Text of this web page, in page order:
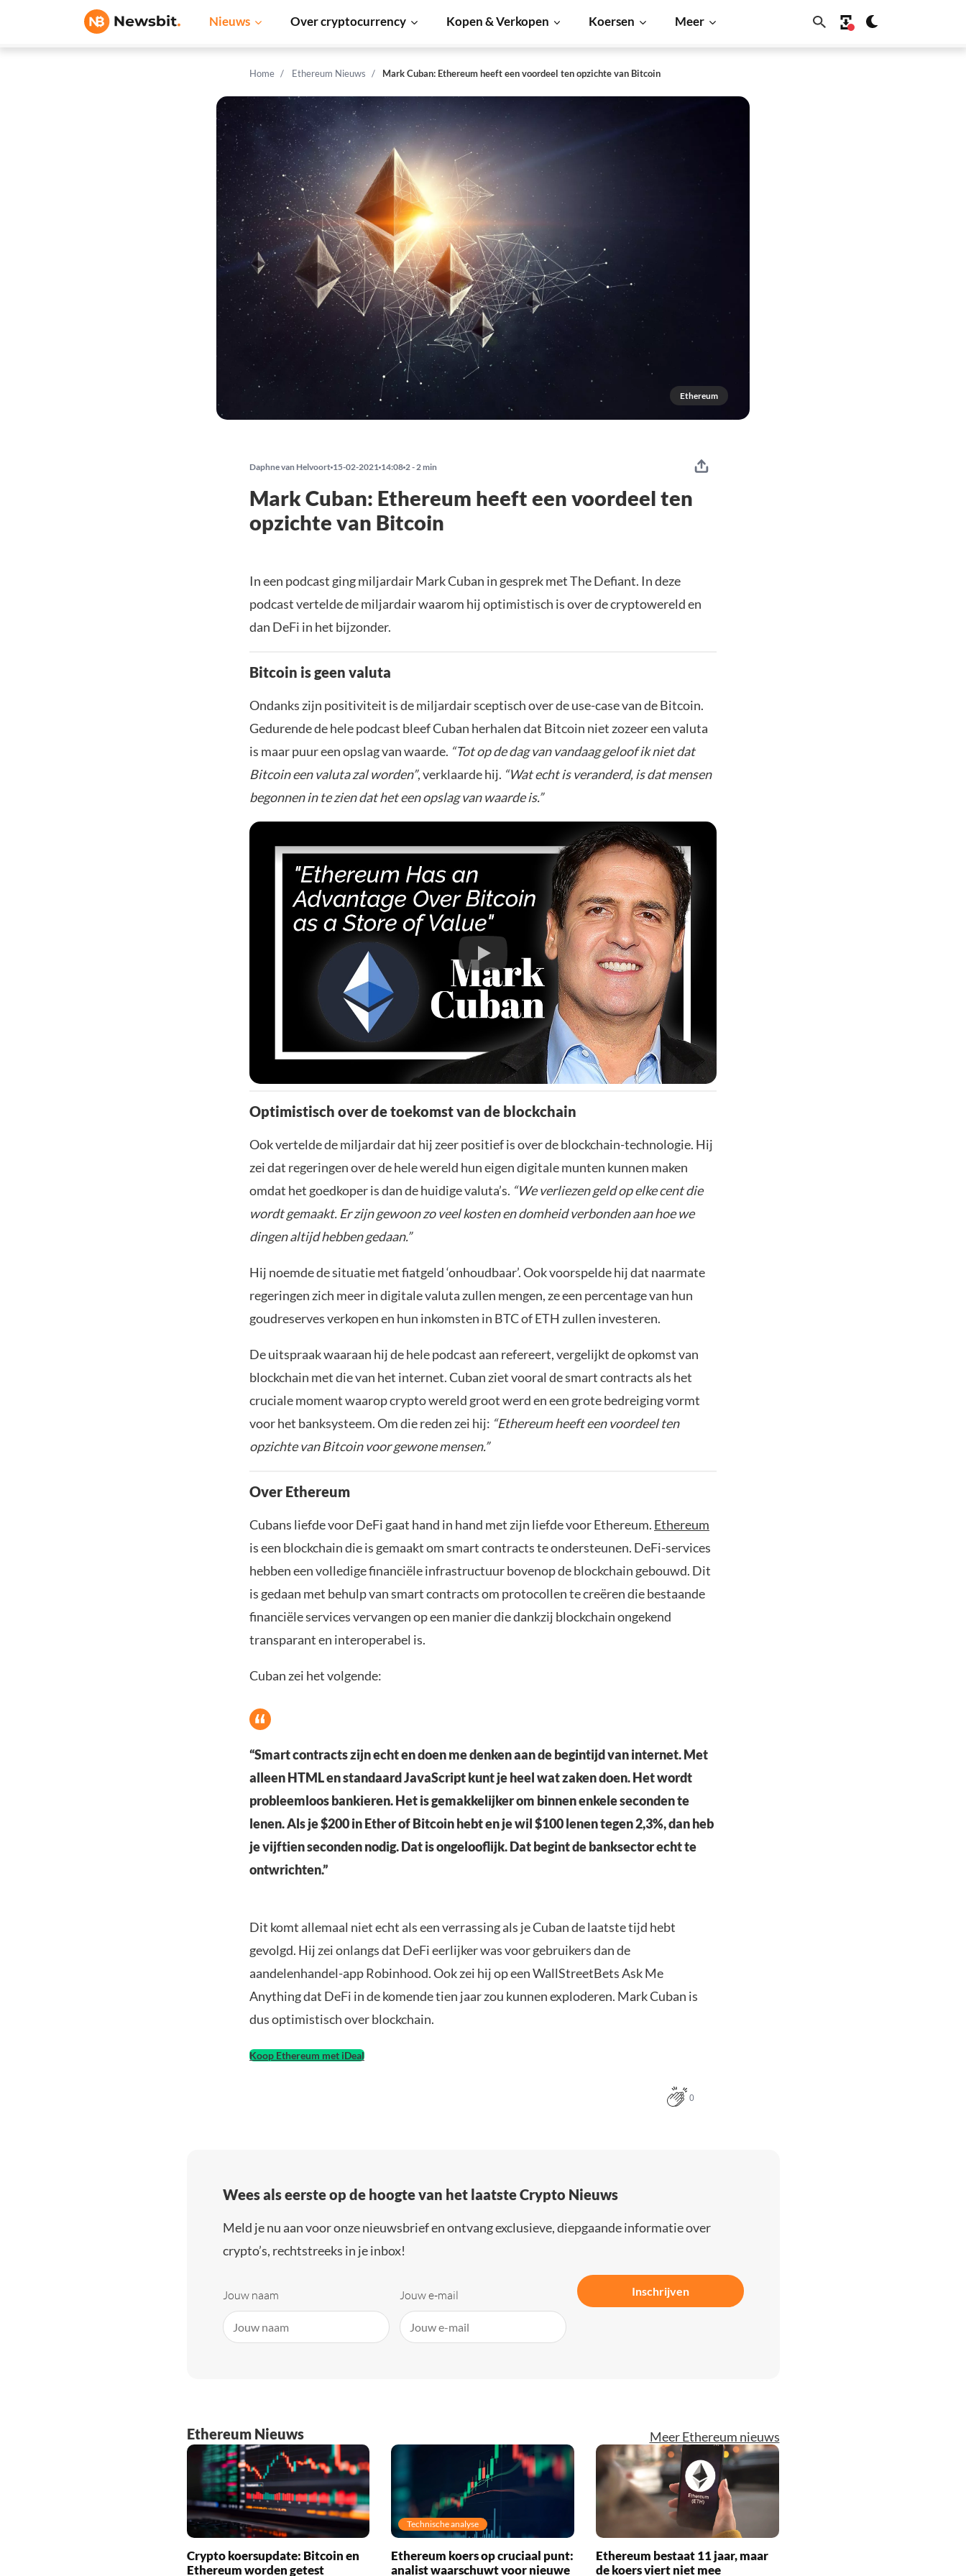
Nieuws Over cryptocurrency Kopen & Verkopen Koersen Meer
Home Ethereum Nieuws Mark Cuban: Ethereum heeft een voordeel ten opzichte van Bitcoin
Ethereum
Daphne van Helvoort 15-02-2021 14:08 2 - 2 min
Mark Cuban: Ethereum heeft een voordeel ten
opzichte van Bitcoin
In een podcast ging miljardair Mark Cuban in gesprek met The Defiant. In deze
podcast vertelde de miljardair waarom hij optimistisch is over de cryptowereld en
dan DeFi in het bijzonder.
Bitcoin is geen valuta
Ondanks zijn positiviteit is de miljardair sceptisch over de use-case van de Bitcoin.
Gedurende de hele podcast bleef Cuban herhalen dat Bitcoin niet zozeer een valuta
is maar puur een opslag van waarde. “Tot op de dag van vandaag geloof ik niet dat
Bitcoin een valuta zal worden”, verklaarde hij. “Wat echt is veranderd, is dat mensen
begonnen in te zien dat het een opslag van waarde is.”
Optimistisch over de toekomst van de blockchain
Ook vertelde de miljardair dat hij zeer positief is over de blockchain-technologie. Hij
zei dat regeringen over de hele wereld hun eigen digitale munten kunnen maken
omdat het goedkoper is dan de huidige valuta’s. “We verliezen geld op elke cent die
wordt gemaakt. Er zijn gewoon zo veel kosten en domheid verbonden aan hoe we
dingen altijd hebben gedaan.”
Hij noemde de situatie met fiatgeld ‘onhoudbaar’. Ook voorspelde hij dat naarmate
regeringen zich meer in digitale valuta zullen mengen, ze een percentage van hun
goudreserves verkopen en hun inkomsten in BTC of ETH zullen investeren.
De uitspraak waaraan hij de hele podcast aan refereert, vergelijkt de opkomst van
blockchain met die van het internet. Cuban ziet vooral de smart contracts als het
cruciale moment waarop crypto wereld groot werd en een grote bedreiging vormt
voor het banksysteem. Om die reden zei hij: “Ethereum heeft een voordeel ten
opzichte van Bitcoin voor gewone mensen.”
Over Ethereum
Cubans liefde voor DeFi gaat hand in hand met zijn liefde voor Ethereum. Ethereum
is een blockchain die is gemaakt om smart contracts te ondersteunen. DeFi-services
hebben een volledige financiële infrastructuur bovenop de blockchain gebouwd. Dit
is gedaan met behulp van smart contracts om protocollen te creëren die bestaande
financiële services vervangen op een manier die dankzij blockchain ongekend
transparant en interoperabel is.
Cuban zei het volgende:
“Smart contracts zijn echt en doen me denken aan de begintijd van internet. Met
alleen HTML en standaard JavaScript kunt je heel wat zaken doen. Het wordt
probleemloos bankieren. Het is gemakkelijker om binnen enkele seconden te
lenen. Als je $200 in Ether of Bitcoin hebt en je wil $100 lenen tegen 2,3%, dan heb
je vijftien seconden nodig. Dat is ongelooflijk. Dat begint de banksector echt te
ontwrichten.”
Dit komt allemaal niet echt als een verrassing als je Cuban de laatste tijd hebt
gevolgd. Hij zei onlangs dat DeFi eerlijker was voor gebruikers dan de
aandelenhandel-app Robinhood. Ook zei hij op een WallStreetBets Ask Me
Anything dat DeFi in de komende tien jaar zou kunnen exploderen. Mark Cuban is
dus optimistisch over blockchain.
Koop Ethereum met iDeal
0
Wees als eerste op de hoogte van het laatste Crypto Nieuws
Meld je nu aan voor onze nieuwsbrief en ontvang exclusieve, diepgaande informatie over
crypto’s, rechtstreeks in je inbox!
Jouw naam Jouw e-mail Inschrijven
Ethereum Nieuws Meer Ethereum nieuws
Crypto koersupdate: Bitcoin en
Ethereum worden getest
Technische analyse
Ethereum koers op cruciaal punt:
analist waarschuwt voor nieuwe
Ethereum bestaat 11 jaar, maar
de koers viert niet mee